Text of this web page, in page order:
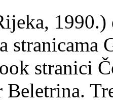
1990.)
stranicama
stranici
Beletrina.